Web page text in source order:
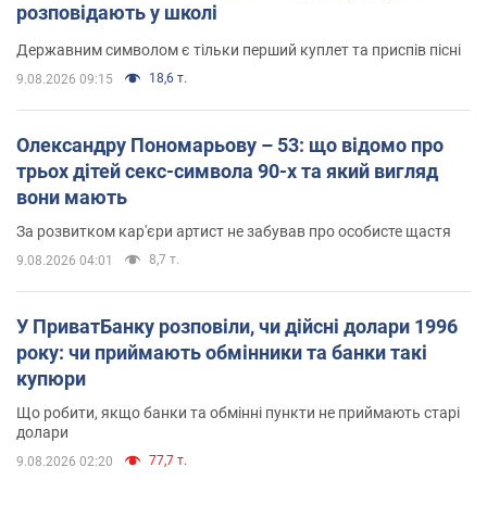
розповідають у школі
Державним символом є тільки перший куплет та приспів пісні
9.08.2026 09:15 18,6 т.
Олександру Пономарьову – 53: що відомо про
трьох дітей секс-символа 90-х та який вигляд
вони мають
За розвитком кар'єри артист не забував про особисте щастя
9.08.2026 04:01 8,7 т.
У ПриватБанку розповіли, чи дійсні долари 1996
року: чи приймають обмінники та банки такі
купюри
Що робити, якщо банки та обмінні пункти не приймають старі
долари
9.08.2026 02:20 77,7 т.